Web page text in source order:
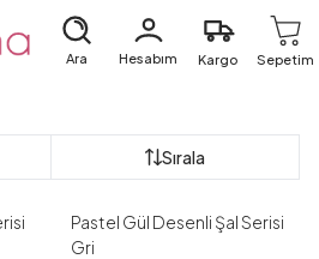
Ara Hesabım Kargo Sepetim
Sırala
Pastel Gül Desenli Şal Serisi
Gri